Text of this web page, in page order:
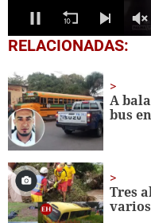
0
seconds
27
seconds
RELACIONADAS:
A
bus
Tres
varios